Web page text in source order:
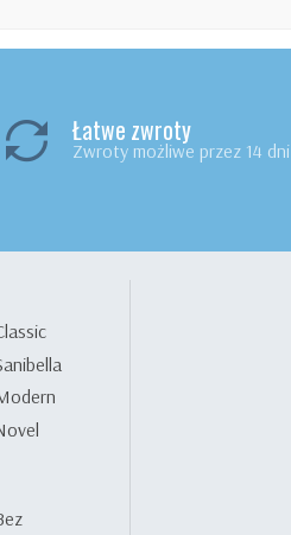
Łatwe zwroty
Zwroty możliwe przez 14 dni